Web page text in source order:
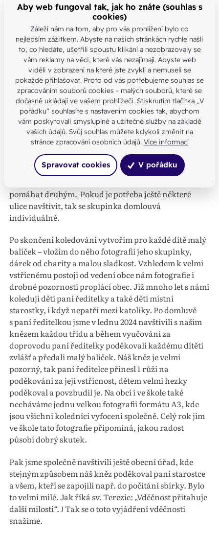
návštěva v našem kostele a bývají mile překvapeni
atmosférou i přijetím a následným požehnáním od
místního kněze. V den, kdy chodíme koledovat, se
všechny děti i s rodiči sejdou v kostele, náš kněz je
vlídně přivítá a koledníci vyjdou s Božím požehnáním
po vesnici. Jeden z mých synů vždy koledníky vyfotí a
také každou skupinku zvlášť.
Často se mi pak ozývají děti, které již nenavštěvují
školu v Moravanech, že se chtějí další rok znovu
zapojit. Většinou chodíme koledovat v sobotu a
v neděli vždy nechávám sloužit mši svatou za
koledníky, jejich doprovod i všechny, které koledníci
navštíví. Děti v kostýmech nesou v obětním průvodu
dary. Je na ně krásný pohled, všichni farníci se
pomáhat druhým. Pokud je potřeba ještě některé
ulice navštívit, tak se skupinka domlouvá
individuálně.
Po skončení koledování vytvořím pro každé dítě malý
balíček – vložím do něho fotografii jeho skupinky,
dárek od charity a malou sladkost. Vzhledem k velmi
vstřícnému postoji od vedení obce nám fotografie i
drobné pozornosti proplácí obec. Již mnoho let s námi
koledují děti paní ředitelky a také děti místní
starostky, i když nepatří mezi katolíky. Po domluvě
s paní ředitelkou jsme v lednu 2024 navštívili s naším
knězem každou třídu a během vyučování za
doprovodu paní ředitelky poděkovali každému dítěti
zvlášť a předali malý balíček. Náš kněz je velmi
pozorný, tak paní ředitelce přinesl 1 růži na
poděkování za její vstřícnost, dětem velmi hezky
poděkoval a povzbudil je. Na obci i ve škole také
necháváme jednu velkou fotografii formátu A3, kde
jsou všichni koledníci vyfoceni společně. Celý rok jim
ve škole tato fotografie připomíná, jakou radost
působí dobrý skutek.
Pak jsme společně navštívili ještě obecní úřad, kde
stejným způsobem náš kněz poděkoval paní starostce
a všem, kteří se zapojili např. do počítání sbírky. Bylo
to velmi milé. Jak říká sv. Terezie: „Vděčnost přitahuje
další milosti“. JTak se o toto vyjádření vděčnosti
snažíme.
Aby web fungoval tak, jak ho znáte (souhlas s
cookies)
Záleží nám na tom, aby pro vás prohlížení bylo co
nejlepším zážitkem. Abyste na našich stránkách rychle našli
to, co hledáte, ušetřili spoustu klikání a nezobrazovaly se
vám reklamy na věci, které vás nezajímají. Abyste web
viděli v zobrazení na které jste zvyklí a nemuseli se
pokaždé přihlašovat. Proto od vás potřebujeme souhlas se
zpracováním souborů cookies - malých souborů, které se
dočasně ukládají ve vašem prohlížeči. Stisknutím tlačítka „V
pořádku“ souhlasíte s nastavením cookies tak, abychom
vám poskytovali smysluplné a užitečné služby na základě
vašich údajů. Svůj souhlas můžete kdykoli změnit na
stránce zpracování osobních údajů. Více informací
Spravovat cookies V pořádku